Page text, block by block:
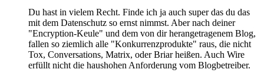
Du hast in vielem Recht. Finde ich ja auch super das du das
mit dem Datenschutz so ernst nimmst. Aber nach deiner
"Encryption-Keule" und dem von dir herangetragenem Blog,
fallen so ziemlich alle "Konkurrenzprodukte" raus, die nicht
Tox, Conversations, Matrix, oder Briar heißen. Auch Wire
erfüllt nicht die haushohen Anforderung vom Blogbetreiber.